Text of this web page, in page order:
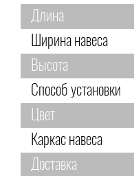
Длина
Ширина навеса
Высота
Способ установки
Цвет
Каркас навеса
Доставка